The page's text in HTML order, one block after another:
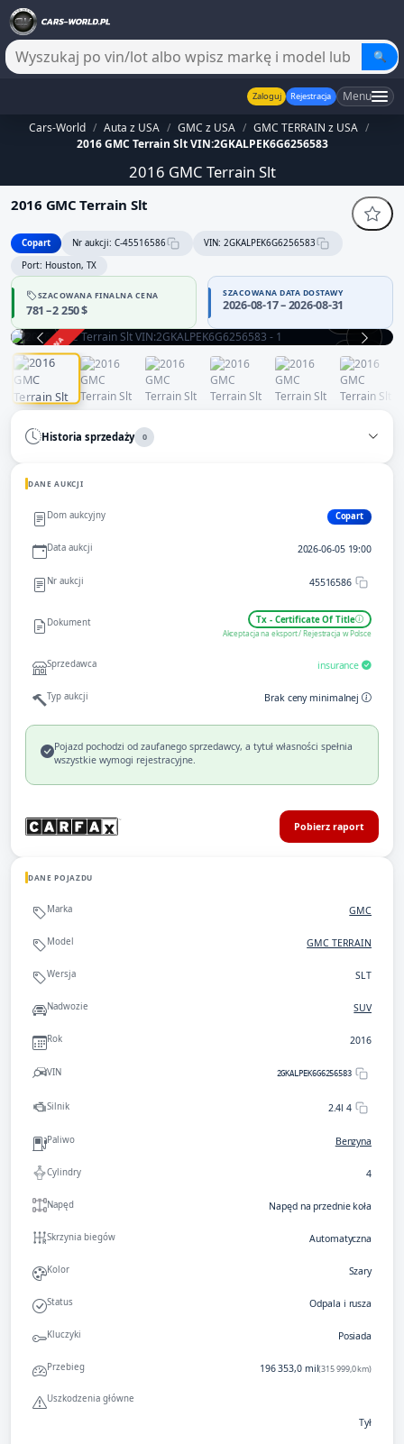
🔍
Zaloguj Rejestracja Menu
Cars-World / Auta z USA / GMC z USA / GMC TERRAIN z USA /
2016 GMC Terrain Slt VIN:2GKALPEK6G6256583
2016 GMC Terrain Slt
2016 GMC Terrain Slt
Copart Nr aukcji: C-45516586
VIN: 2GKALPEK6G6256583
Port: Houston, TX
SZACOWANA FINALNA CENA
781 – 2 250 $
SZACOWANA DATA DOSTAWY
2026-08-17 – 2026-08-31
ZAKOŃCZONA
Historia sprzedaży 0
DANE AUKCJI
Dom aukcyjny Copart
Data aukcji 2026-06-05 19:00
Nr aukcji 45516586
Dokument Tx - Certificate Of Title
Akceptacja na eksport / Rejestracja w Polsce
Sprzedawca insurance
Typ aukcji Brak ceny minimalnej
Pojazd pochodzi od zaufanego sprzedawcy, a tytuł własności spełnia
wszystkie wymogi rejestracyjne.
Pobierz raport
DANE POJAZDU
Marka GMC
Model GMC TERRAIN
Wersja SLT
Nadwozie SUV
Rok 2016
VIN 2GKALPEK6G6256583
Silnik 2.4l 4
Paliwo Benzyna
Cylindry 4
Napęd Napęd na przednie koła
Skrzynia biegów Automatyczna
Kolor Szary
Status Odpala i rusza
Kluczyki Posiada
Przebieg 196 353,0 mil(315 999,0 km)
Uszkodzenia główne
Tył